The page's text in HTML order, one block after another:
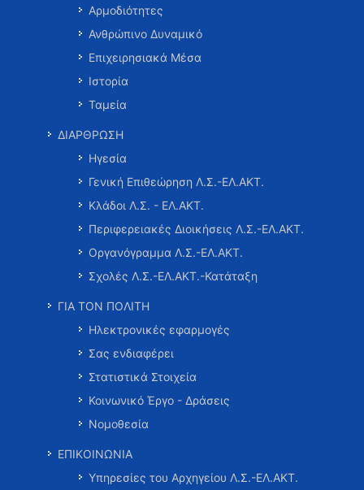
Αρμοδιότητες
Ανθρώπινο Δυναμικό
Επιχειρησιακά Μέσα
Ιστορία
Ταμεία
ΔΙΑΡΘΡΩΣΗ
Ηγεσία
Γενική Επιθεώρηση Λ.Σ.-ΕΛ.ΑΚΤ.
Κλάδοι Λ.Σ. - ΕΛ.ΑΚΤ.
Περιφερειακές Διοικήσεις Λ.Σ.-ΕΛ.ΑΚΤ.
Οργανόγραμμα Λ.Σ.-ΕΛ.ΑΚΤ.
Σχολές Λ.Σ.-ΕΛ.ΑΚΤ.-Κατάταξη
ΓΙΑ ΤΟΝ ΠΟΛΙΤΗ
Ηλεκτρονικές εφαρμογές
Σας ενδιαφέρει
Στατιστικά Στοιχεία
Κοινωνικό Έργο - Δράσεις
Νομοθεσία
ΕΠΙΚΟΙΝΩΝΙΑ
Υπηρεσίες του Αρχηγείου Λ.Σ.-ΕΛ.ΑΚΤ.